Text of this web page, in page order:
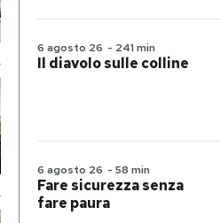
6 agosto 26 - 241 min
Il diavolo sulle colline
6 agosto 26 - 58 min
Fare sicurezza senza
fare paura